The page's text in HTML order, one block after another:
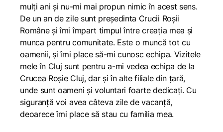
mulți ani și nu-mi mai propun nimic în acest sens.
De un an de zile sunt președinta Crucii Roșii
Române și îmi împart timpul între creația mea și
munca pentru comunitate. Este o muncă tot cu
oamenii, și îmi place să-mi cunosc echipa. Vizitele
mele în Cluj sunt pentru a-mi vedea echipa de la
Crucea Roșie Cluj, dar și în alte filiale din țară,
unde sunt oameni și voluntari foarte dedicați. Cu
siguranță voi avea câteva zile de vacanță,
deoarece îmi place să stau cu familia mea.